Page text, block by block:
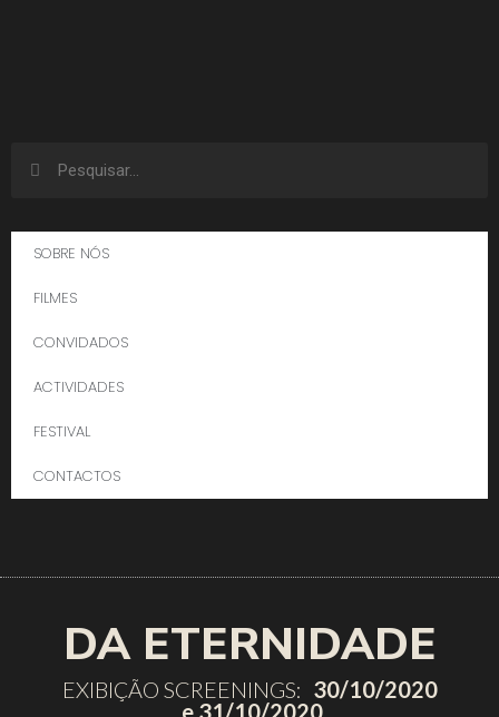
SOBRE NÓS
FILMES
CONVIDADOS
ACTIVIDADES
FESTIVAL
CONTACTOS
DA ETERNIDADE
EXIBIÇÃO SCREENINGS: 30/10/2020
e 31/10/2020